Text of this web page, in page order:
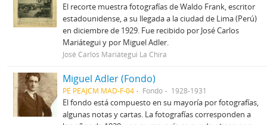
El recorte muestra fotografías de Waldo Frank, escritor
estadounidense, a su llegada a la ciudad de Lima (Perú)
en diciembre de 1929. Fue recibido por José Carlos
Mariátegui y por Miguel Adler.
José Carlos Mariátegui La Chira
Miguel Adler (Fondo)
PE PEAJCM MAD-F-04 Fondo 1928-1931
El fondo está compuesto en su mayoría por fotografías,
algunas notas y cartas. La fotografías corresponden a